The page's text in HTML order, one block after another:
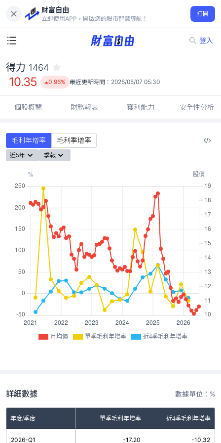
財富自由
立即使用APP，開啟您的股市智慧導航！
打開
登入
10.35
0.96%
得力 1464
10.35 0.96% 最近更新時間： 2026/08/07 05:30
個股概覽 財務報表 獲利能力 安全性分析
毛利年增率 毛利季增率
近5年 季報
月均價 單季毛利年增率 近4季毛利年增率
詳細數據 數據單位：%
年度/季度 單季毛利年增率 近4季毛利年增率
2026-Q1 -17.20 -10.32